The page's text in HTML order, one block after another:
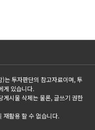
는 투자판단의 참고자료이며, 투
게 있습니다.
게시물 삭제는 물론, 글쓰기 권한
재활용 할 수 없습니다.